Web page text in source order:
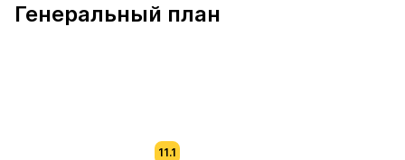
Генеральный план
11.1